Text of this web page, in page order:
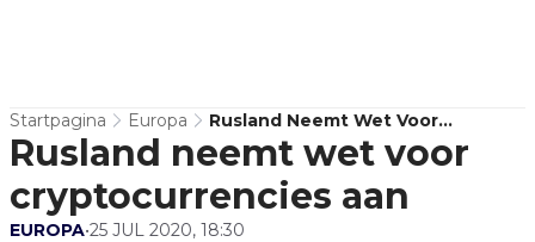
Startpagina Europa
Rusland Neemt Wet Voor
Cryptocurrencies Aan
Rusland neemt wet voor
cryptocurrencies aan
EUROPA•25 JUL 2020, 18:30